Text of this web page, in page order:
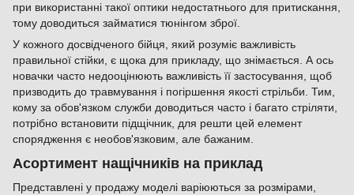
при використанні такої оптики недостатнього для притискання,
тому доводиться займатися тюнінгом зброї.
У кожного досвідченого бійця, який розуміє важливість
правильної стійки, є щока для прикладу, що знімається. А ось
новачки часто недооцінюють важливість її застосування, щоб
призводить до травмування і погіршення якості стрільби. Тим,
кому за обов'язком служби доводиться часто і багато стріляти,
потрібно встановити підщічник, для решти цей елемент
спорядження є необов'язковим, але бажаним.
Асортимент нащічників на приклад
Представлені у продажу моделі варіюються за розмірами,